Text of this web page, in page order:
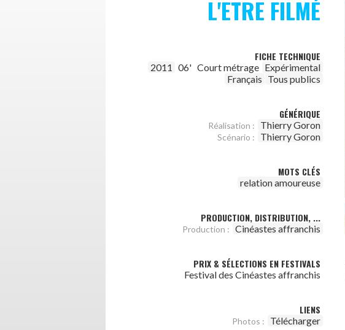
L'ETRE FILMÉ
FICHE TECHNIQUE
2011 06' Court métrage Expérimental
Français Tous publics
GÉNÉRIQUE
Réalisation : Thierry Goron
Scénario : Thierry Goron
MOTS CLÉS
relation amoureuse
PRODUCTION, DISTRIBUTION, ...
Production : Cinéastes affranchis
PRIX & SÉLECTIONS EN FESTIVALS
Festival des Cinéastes affranchis
LIENS
Photos : Télécharger